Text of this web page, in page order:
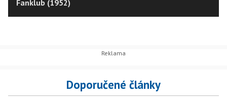
Fanklub (1952)
Doporučené články